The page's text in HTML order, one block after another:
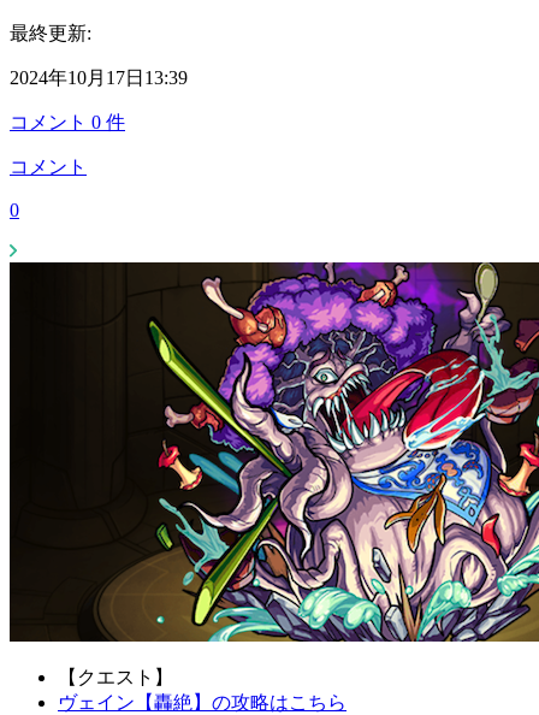
最終更新:
2024年10月17日13:39
コメント 0 件
コメント
0
【クエスト】
ヴェイン【轟絶】の攻略はこちら